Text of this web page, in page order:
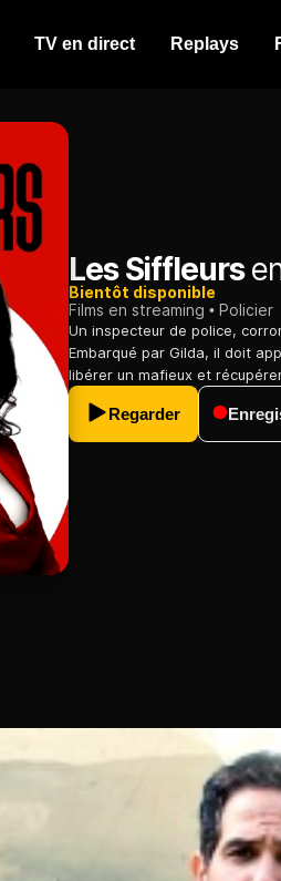
TV en direct Replays
Les Siffleurs
Bientôt disponible
Films en streaming
Policier
Un inspecteur de police,
Embarqué par Gilda, il doit
libérer un mafieux et
Regarder